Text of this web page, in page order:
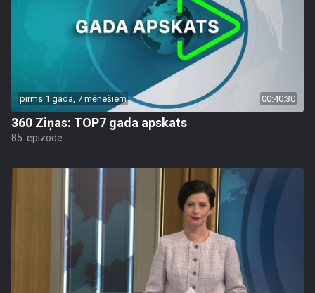
pirms 1 gada, 7 mēnešiem 00:40:30
360 Ziņas: TOP7 gada apskats
85. epizode